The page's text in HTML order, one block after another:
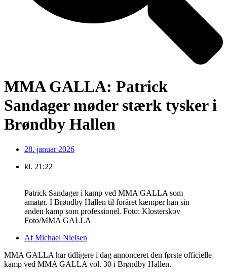
MMA GALLA: Patrick
Sandager møder stærk tysker i
Brøndby Hallen
28. januar 2026
kl. 21:22
Patrick Sandager i kamp ved MMA GALLA som
amatør. I Brøndby Hallen til foråret kæmper han sin
anden kamp som professionel. Foto: Klosterskov
Foto/MMA GALLA
AfMichael Nielsen
MMA GALLA har tidligere i dag annonceret den første officielle
kamp ved MMA GALLA vol. 30 i Brøndby Hallen.